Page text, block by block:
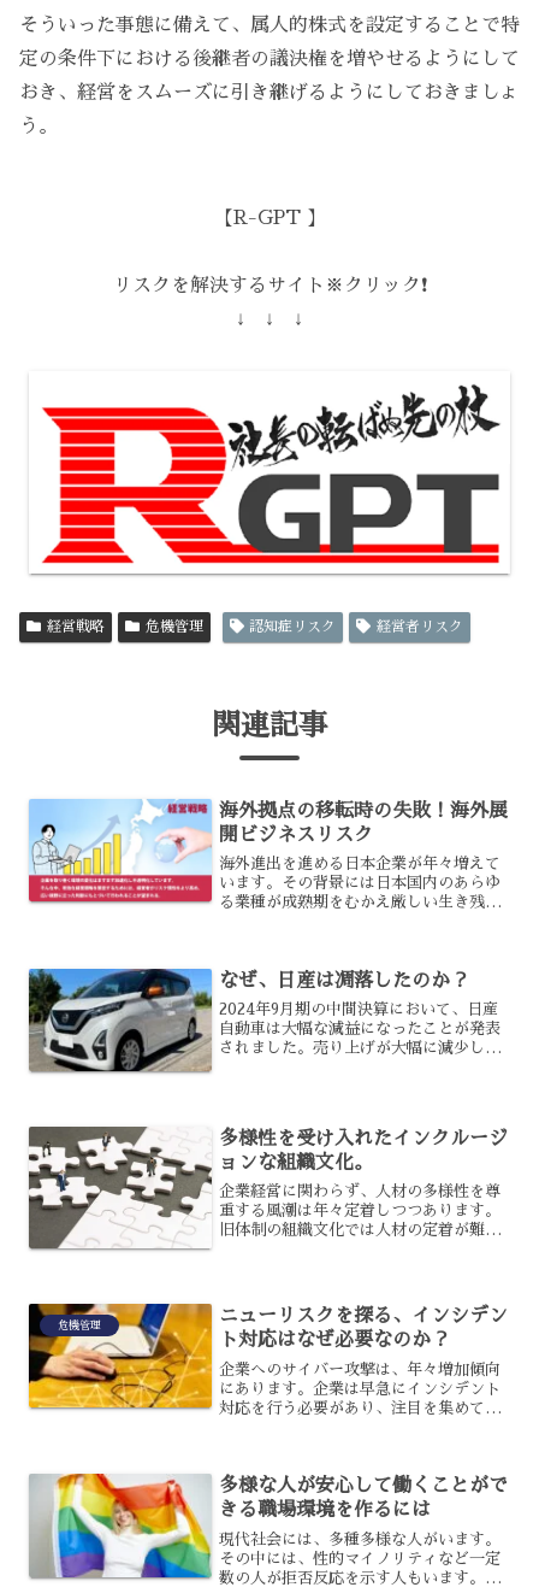
そういった事態に備えて、属人的株式を設定することで特
定の条件下における後継者の議決権を増やせるようにして
おき、経営をスムーズに引き継げるようにしておきましょ
う。
【R-GPT 】
リスクを解決するサイト※クリック❗️
↓ ↓ ↓
経営戦略 危機管理 認知症リスク 経営者リスク
関連記事
海外拠点の移転時の失敗！海外展
開ビジネスリスク
海外進出を進める日本企業が年々増えて
います。その背景には日本国内のあらゆ
る業種が成熟期をむかえ厳しい生き残り
厳しい状況に陥ってしまう...
なぜ、日産は凋落したのか？
2024年9月期の中間決算において、日産
自動車は大幅な減益になったことが発表
されました。売り上げが大幅に減少した
落として凋落してし...
多様性を受け入れたインクルージ
ョンな組織文化。
企業経営に関わらず、人材の多様性を尊
重する風潮は年々定着しつつあります。
旧体制の組織文化では人材の定着が難し
る“インクルージョン”が...
危機管理
ニューリスクを探る、インシデン
ト対応はなぜ必要なのか？
企業へのサイバー攻撃は、年々増加傾向
にあります。企業は早急にインシデント
対応を行う必要があり、注目を集めてい
も多いでしょう。インシデ...
多様な人が安心して働くことがで
きる職場環境を作るには
現代社会には、多種多様な人がいます。
その中には、性的マイノリティなど一定
数の人が拒否反応を示す人もいます。そ